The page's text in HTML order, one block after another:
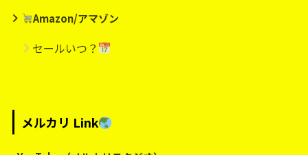
Amazon/アマゾン
セールいつ？
メルカリ Link